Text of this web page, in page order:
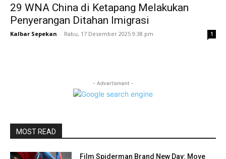
29 WNA China di Ketapang Melakukan
Penyerangan Ditahan Imigrasi
Kalbar Sepekan - Rabu, 17 Desember 2025 9:38 pm 1
- Advertisment -
MOST READ
Film Spiderman Brand New Day: Move